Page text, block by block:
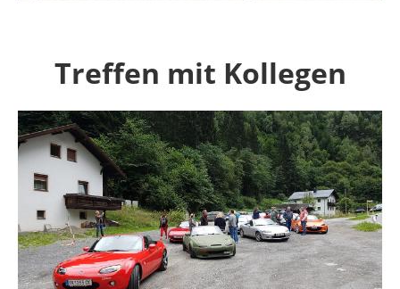
Treffen mit Kollegen